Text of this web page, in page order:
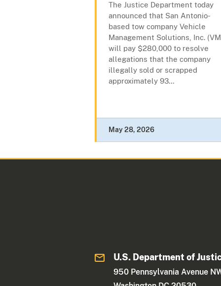
The Justice Department today
announced that San Antonio-
based tow company Vehicle
Management Solutions, Inc.
will pay $280,000 to resolve
allegations that the company
illegally sold or scrapped
approximately 93...
May 28, 2026
U.S. Department of
950 Pennsylvania Avenue